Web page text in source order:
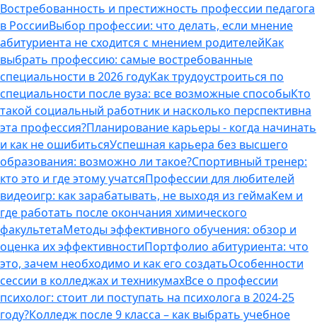
Востребованность и престижность профессии педагога
в РоссииВыбор профессии: что делать, если мнение
абитуриента не сходится с мнением родителейКак
выбрать профессию: самые востребованные
специальности в 2026 годуКак трудоустроиться по
специальности после вуза: все возможные способыКто
такой социальный работник и насколько перспективна
эта профессия?Планирование карьеры - когда начинать
и как не ошибитьсяУспешная карьера без высшего
образования: возможно ли такое?Спортивный тренер:
кто это и где этому учатсяПрофессии для любителей
видеоигр: как зарабатывать, не выходя из геймаКем и
где работать после окончания химического
факультетаМетоды эффективного обучения: обзор и
оценка их эффективностиПортфолио абитуриента: что
это, зачем необходимо и как его создатьОсобенности
сессии в колледжах и техникумахВсе о профессии
психолог: стоит ли поступать на психолога в 2024-25
году?Колледж после 9 класса – как выбрать учебное